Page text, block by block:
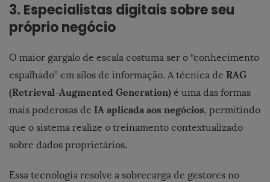
3. Especialistas digitais sobre seu
próprio negócio
O maior gargalo de escala costuma ser o “conhecimento
espalhado” em silos de informação. A técnica de RAG
(Retrieval-Augmented Generation) é uma das formas
mais poderosas de IA aplicada aos negócios, permitindo
que o sistema realize o treinamento contextualizado
sobre dados proprietários.
Essa tecnologia resolve a sobrecarga de gestores no